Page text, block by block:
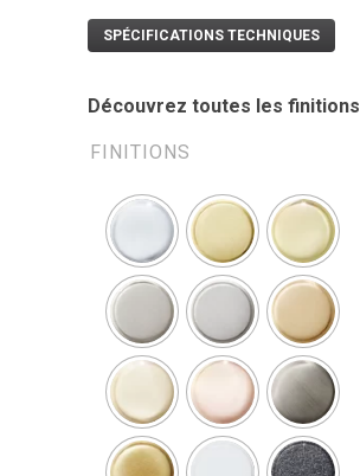
SPÉCIFICATIONS TECHNIQUES
Découvrez toutes les finitions
FINITIONS